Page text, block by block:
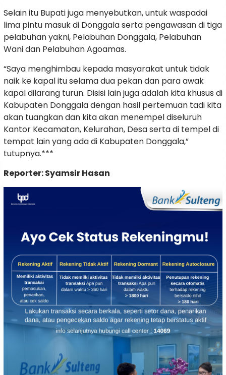
Selain itu Bupati juga menyebutkan, untuk waspadai
lima pintu masuk di Donggala serta pengawasan di tiga
pelabuhan yakni, Pelabuhan Donggala, Pelabuhan
Wani dan Pelabuhan Agoamas.
“Saya menghimbau kepada masyarakat untuk tidak
naik ke kapal itu selama dua pekan dan para awak
kapal dilarang turun. Disisi lain juga adalah kita khusus di
Kabupaten Donggala dengan hasil pertemuan tadi kita
akan tuangkan dan kita akan menempel diseluruh
Kantor Kecamatan, Kelurahan, Desa serta di tempel di
tempat lain yang ada di Kabupaten Donggala,”
tutupnya.***
Reporter: Syamsir Hasan